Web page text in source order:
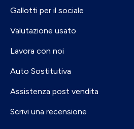
Gallotti per il sociale
Valutazione usato
Lavora con noi
Auto Sostitutiva
Assistenza post vendita
Scrivi una recensione